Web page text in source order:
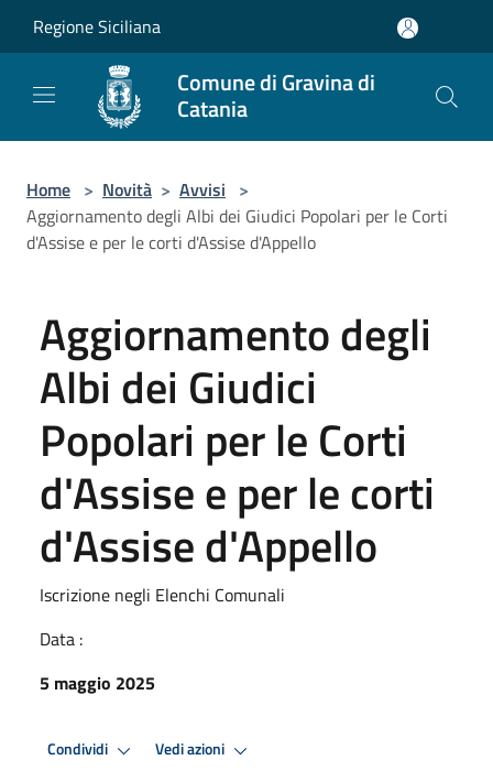
Regione Siciliana
Comune di Gravina di
Catania
Home > Novità > Avvisi >
Aggiornamento degli Albi dei Giudici Popolari per le Corti
d'Assise e per le corti d'Assise d'Appello
Aggiornamento degli
Albi dei Giudici
Popolari per le Corti
d'Assise e per le corti
d'Assise d'Appello
Iscrizione negli Elenchi Comunali
Data :
5 maggio 2025
Condividi Vedi azioni